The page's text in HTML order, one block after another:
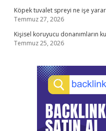
Köpek tuvalet spreyi ne işe
Temmuz 27, 2026
Kişisel koruyucu donanımların
Temmuz 25, 2026